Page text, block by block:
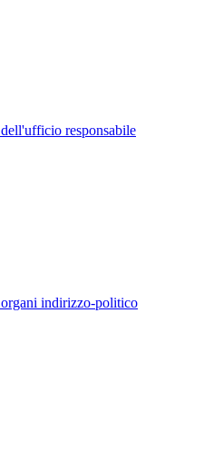
responsabile
indirizzo-politico